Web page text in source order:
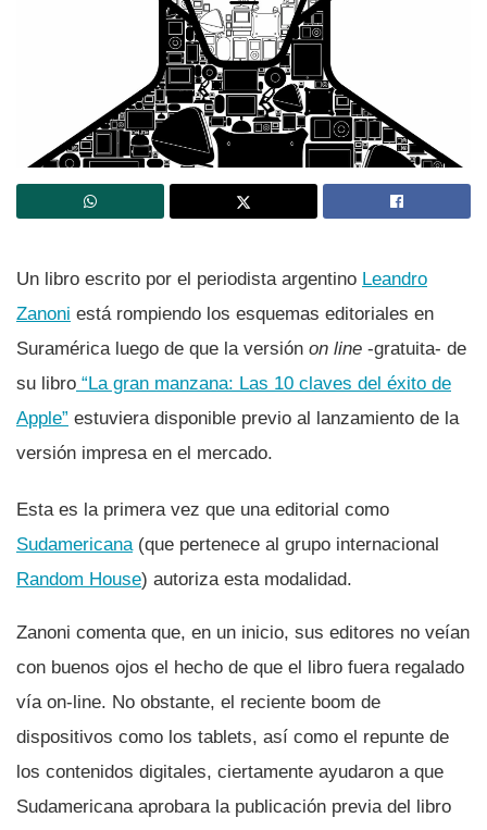
Un libro escrito por el periodista argentino Leandro
Zanoni está rompiendo los esquemas editoriales en
Suramérica luego de que la versión on line -gratuita- de
su libro “La gran manzana: Las 10 claves del éxito de
Apple” estuviera disponible previo al lanzamiento de la
versión impresa en el mercado.
Esta es la primera vez que una editorial como
Sudamericana(que pertenece al grupo internacional
Random House) autoriza esta modalidad.
Zanoni comenta que, en un inicio, sus editores no veí­an
con buenos ojos el hecho de que el libro fuera regalado
ví­a on-line. No obstante, el reciente boom de
dispositivos como los tablets, así­ como el repunte de
los contenidos digitales, ciertamente ayudaron a que
Sudamericana aprobara la publicación previa del libro